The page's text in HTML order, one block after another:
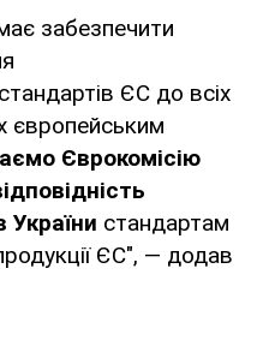
забезпечити
ЄС до всіх
європейським
Єврокомісію
України стандартам
ЄС", — додав